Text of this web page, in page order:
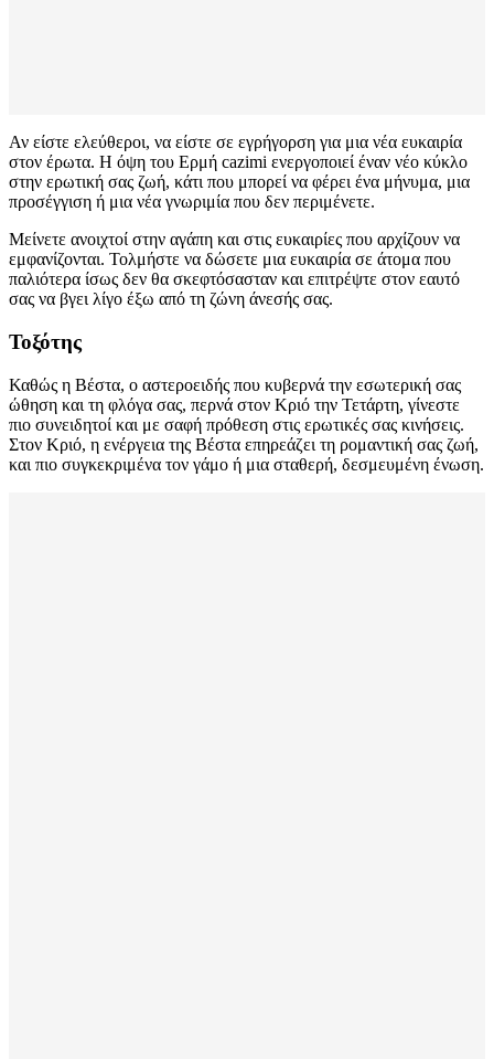
Αν είστε ελεύθεροι, να είστε σε εγρήγορση για μια νέα ευκαιρία
στον έρωτα. Η όψη του Ερμή cazimi ενεργοποιεί έναν νέο κύκλο
στην ερωτική σας ζωή, κάτι που μπορεί να φέρει ένα μήνυμα, μια
προσέγγιση ή μια νέα γνωριμία που δεν περιμένετε.
Μείνετε ανοιχτοί στην αγάπη και στις ευκαιρίες που αρχίζουν να
εμφανίζονται. Τολμήστε να δώσετε μια ευκαιρία σε άτομα που
παλιότερα ίσως δεν θα σκεφτόσασταν και επιτρέψτε στον εαυτό
σας να βγει λίγο έξω από τη ζώνη άνεσής σας.
Τοξότης
Καθώς η Βέστα, ο αστεροειδής που κυβερνά την εσωτερική σας
ώθηση και τη φλόγα σας, περνά στον Κριό την Τετάρτη, γίνεστε
πιο συνειδητοί και με σαφή πρόθεση στις ερωτικές σας κινήσεις.
Στον Κριό, η ενέργεια της Βέστα επηρεάζει τη ρομαντική σας ζωή,
και πιο συγκεκριμένα τον γάμο ή μια σταθερή, δεσμευμένη ένωση.